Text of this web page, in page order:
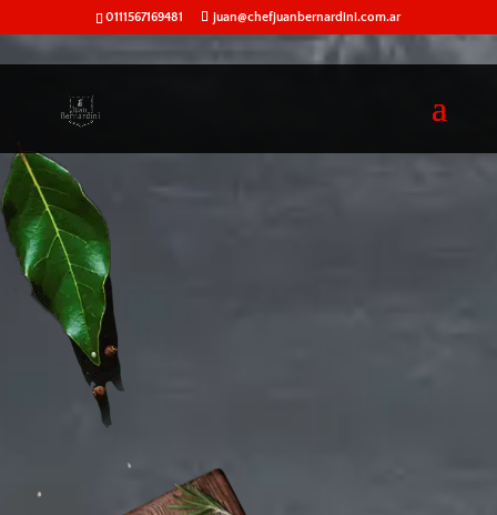
0111567169481 juan@chefjuanbernardini.com.ar
60
Puntuación SEO